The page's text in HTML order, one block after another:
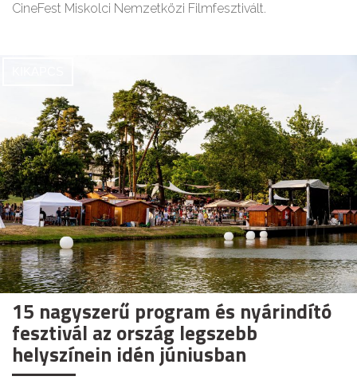
CineFest Miskolci Nemzetközi Filmfesztivált.
15 nagyszerű program és nyárindító
fesztivál az ország legszebb
helyszínein idén júniusban